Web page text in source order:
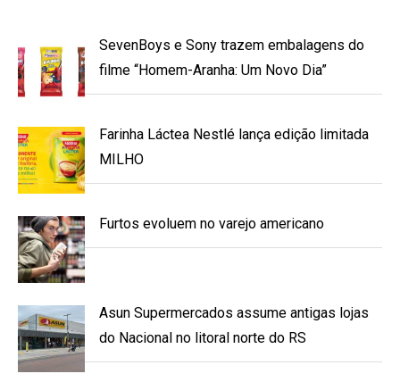
SevenBoys e Sony trazem embalagens do
filme “Homem-Aranha: Um Novo Dia”
Farinha Láctea Nestlé lança edição limitada
MILHO
Furtos evoluem no varejo americano
Asun Supermercados assume antigas lojas
do Nacional no litoral norte do RS